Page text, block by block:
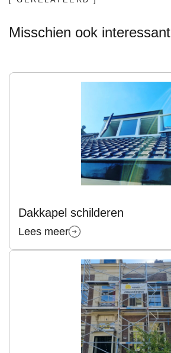
Misschien ook interessant
Dakkapel schilderen
Lees meer